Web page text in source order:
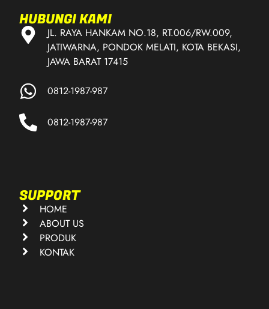
HUBUNGI KAMI
JL. RAYA HANKAM NO.18, RT.006/RW.009,
JATIWARNA, PONDOK MELATI, KOTA BEKASI,
JAWA BARAT 17415
0812-1987-987
0812-1987-987
SUPPORT
HOME
ABOUT US
PRODUK
KONTAK